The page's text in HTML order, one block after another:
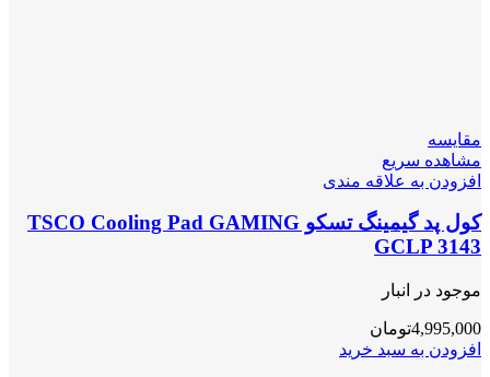
مقایسه
مشاهده سریع
افزودن به علاقه مندی
کول پد گیمینگ تسکو TSCO Cooling Pad GAMING
GCLP 3143
موجود در انبار
4,995,000تومان
افزودن به سبد خرید